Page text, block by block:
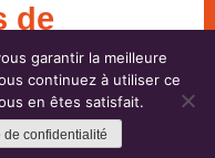
de
en
nous apprend
garantir la meilleure
continuez à utiliser ce
en êtes satisfait.
de confidentialité